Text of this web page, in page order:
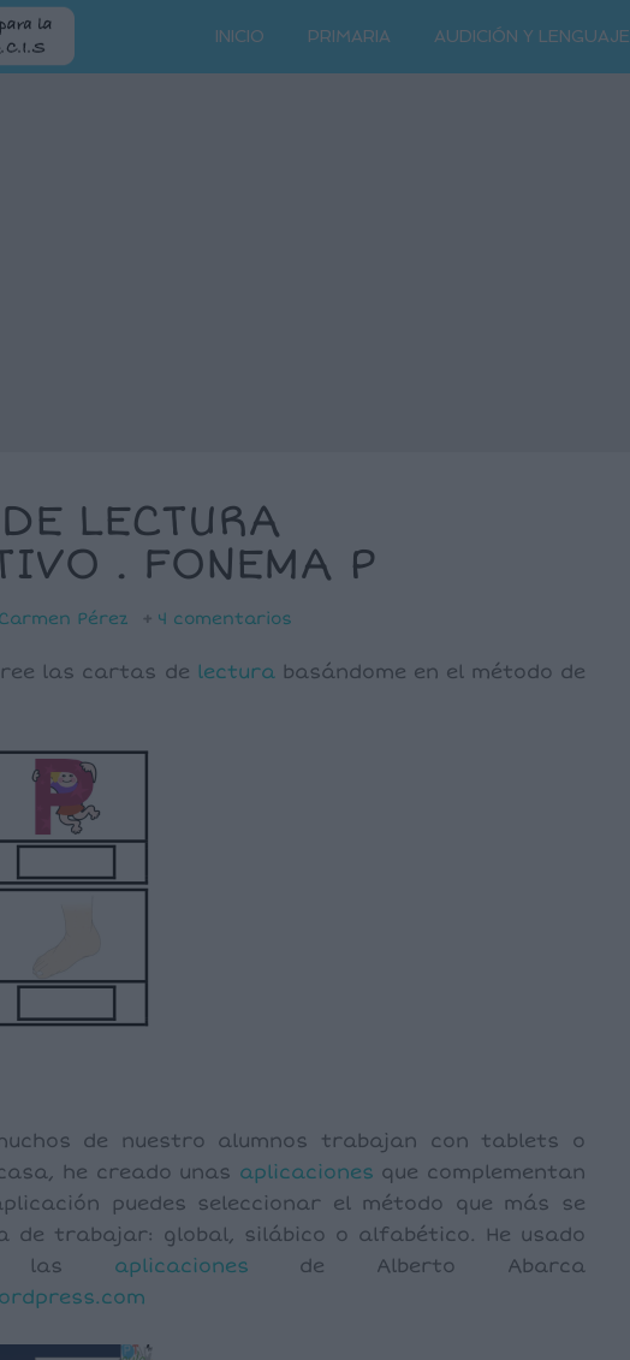
INICIO PRIMARIA AUDICIÓN Y LENGUAJE
LECTURA
. FONEMA P
Pérez 4 comentarios
las cartas de lecturabasándome en el método de
de nuestro alumnos trabajan con tablets o
he creado unas aplicaciones que complementan
puedes seleccionar el método que más se
de trabajar: global, silábico o alfabético. He usado
las aplicaciones de Alberto Abarca